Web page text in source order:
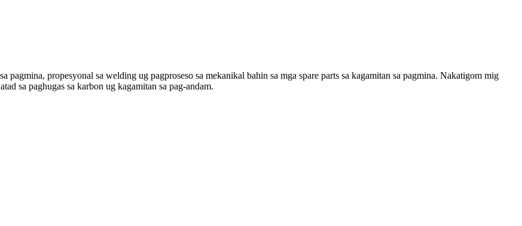
pagmina, propesyonal sa welding ug pagproseso sa mekanikal bahin sa mga spare parts sa kagamitan sa pagmina. Nakatigom mig
sa paghugas sa karbon ug kagamitan sa pag-andam.